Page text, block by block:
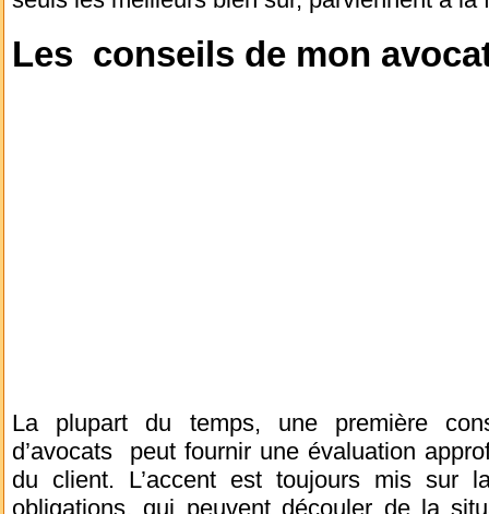
Les conseils de mon
La plupart du temps, une première
d’avocats peut fournir une évaluation
du client. L’accent est toujours mis sur
obligations, qui peuvent découler de la